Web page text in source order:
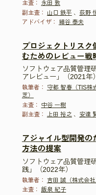
主査：
永田 敦
副主査：
山口 鉄平 、 荻野
アドバイザ：
細谷 泰夫
プロジェクトリス
むためのレビュー戦
ソフトウェア品質管理
アレビュー」（2021年）
執筆者： 守都 智春（TIS株
芝）
主査：
中谷 一樹
副主査： 上田 裕之、 安達
アジャイル型開発の
方法の提案
ソフトウェア品質管理
践」（2022年）
執筆者： 吉田 誠（株式会社
主査： 飯泉 紀子